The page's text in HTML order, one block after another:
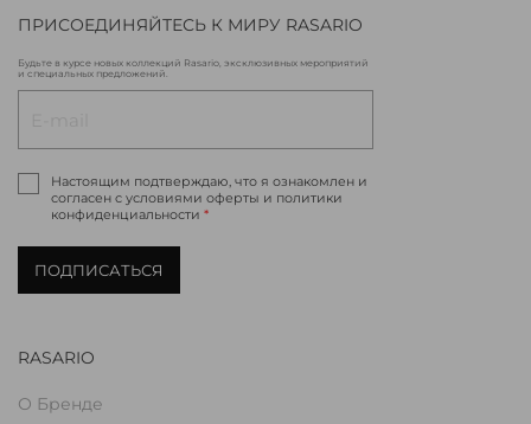
RASARIO
О Бренде
ПРИСОЕДИНЯЙТЕСЬ К МИРУ RASARIO
Будьте в курсе новых коллекций Rasario, эксклюзивных мероприятий
и специальных предложений.
Настоящим подтверждаю, что я ознакомлен и
согласен с условиями оферты и политики
конфиденциальности *
ПОДПИСАТЬСЯ